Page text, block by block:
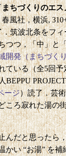
まちづくりのエ
風社，横浜,
．筑波北条をフ
つつ，「中」と
発（まちづく
ている（全5回
BEPPU
ージ）読了．芸
ころ寂れた湯の
だと思ったら
かい “お湯” を